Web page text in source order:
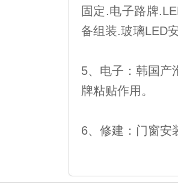
固定.电子路牌
备组装.玻璃LED
5、电子：韩国产
牌粘贴作用。
6、修建：门窗安